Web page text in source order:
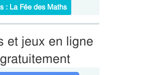
: La Fée des Maths
et jeux en ligne